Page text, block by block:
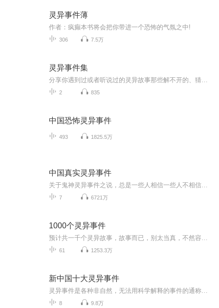
灵异事件薄
作者：疯癫本书将会把你带进一个恐怖的气氛之中!
306 7.5万
灵异事件集
2 835
中国恐怖灵异事件
493 1825.5万
中国真实灵异事件
7 6721万
1000个灵异事件
61 1253.3万
新中国十大灵异事件
8 9.8万